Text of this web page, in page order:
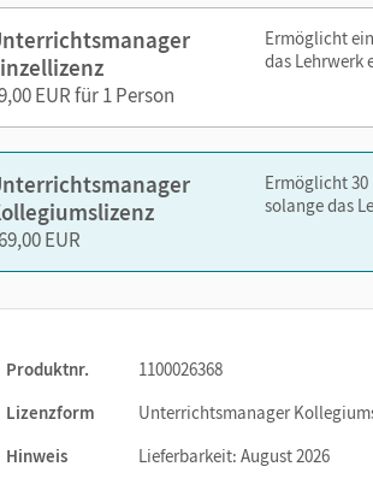
zu einem selbstkomponierten
setzt Zeichen zum Schutz unserer Welt
mit Bezug zur bedrohten regionalen (Um-
oder über die Cornelsen Lernen
EUR für 1 Person
Ermöglicht
das Lehrwerk
EUR
Ermöglicht
solange das
Produktnr.
1100026368
Lizenzform
Unterrichtsmanager
Hinweis
Lieferbarkeit: August 2026